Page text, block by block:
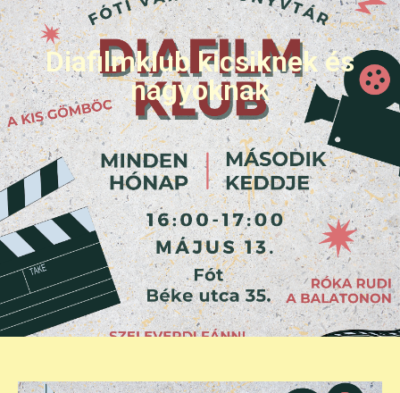
Diafilmklub kicsiknek és
nagyoknak